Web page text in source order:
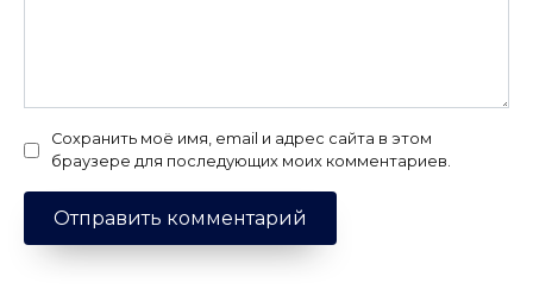
Сохранить моё имя, email и адрес сайта в этом
браузере для последующих моих комментариев.